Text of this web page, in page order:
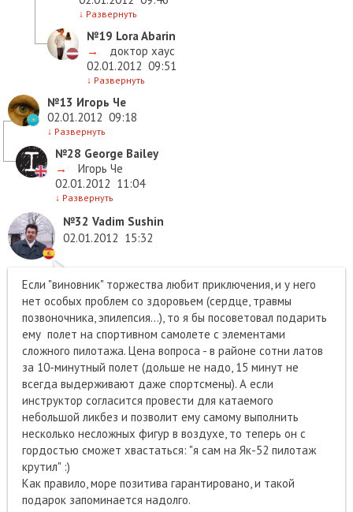
↓ Развернуть
№19 Lora Abarin
→
доктор хаус
02.01.2012 09:51
↓ Развернуть
№13 Игорь Че
02.01.2012 09:18
↓ Развернуть
№28 George Bailey
→
Игорь Че
02.01.2012 11:04
↓ Развернуть
№32 Vadim Sushin
02.01.2012 15:32
Если "виновник" торжества любит приключения, и у него
нет особых проблем со здоровьем (сердце, травмы
позвоночника, эпилепсия...), то я бы посоветовал подарить
ему полет на спортивном самолете с элементами
сложного пилотажа. Цена вопроса - в районе сотни латов
за 10-минутный полет (дольше не надо, 15 минут не
всегда выдерживают даже спортсмены). А если
инструктор согласится провести для катаемого
небольшой ликбез и позволит ему самому выполнить
несколько несложных фигур в воздухе, то теперь он с
гордостью сможет хвастаться: "я сам на Як-52 пилотаж
крутил" :)
Как правило, море позитива гарантировано, и такой
подарок запоминается надолго.